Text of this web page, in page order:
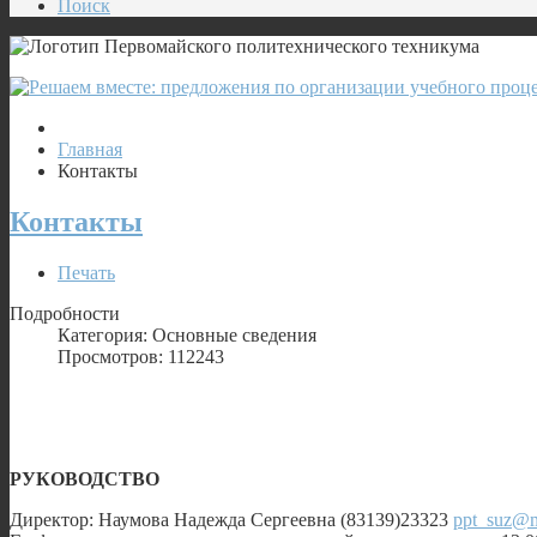
Поиск
Главная
Контакты
Контакты
Печать
Подробности
Категория: Основные сведения
Просмотров: 112243
РУКОВОДСТВО
Директор: Наумова Надежда Сергеевна (83139)23323